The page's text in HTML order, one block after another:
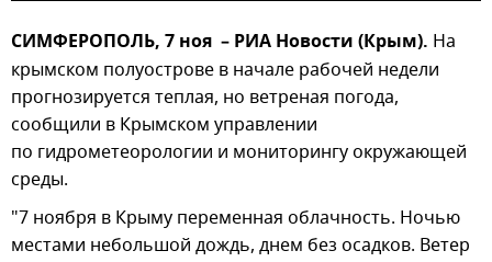
СИМФЕРОПОЛЬ, 7 ноя – РИА Новости (Крым). На
крымском полуострове в начале рабочей недели
прогнозируется теплая, но ветреная погода,
сообщили в Крымском управлении
по гидрометеорологии и мониторингу окружающей
среды.
"7 ноября в Крыму переменная облачность. Ночью
местами небольшой дождь, днем без осадков. Ветер